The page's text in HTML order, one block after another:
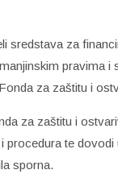
sredstava za
pravima i
za zaštitu i
za zaštitu i
te
sporna.